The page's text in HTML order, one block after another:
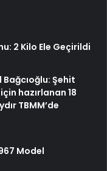
2 Kilo Ele Geçirildi
Şehit
hazırlanan 18
TBMM’de
Model